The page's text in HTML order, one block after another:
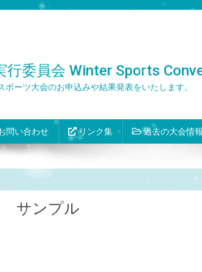
委員会 Winter Sports
ーツ大会のお申込みや結果発表をいたします。
問い合わせ リンク集 過去の大会情報
サンプル